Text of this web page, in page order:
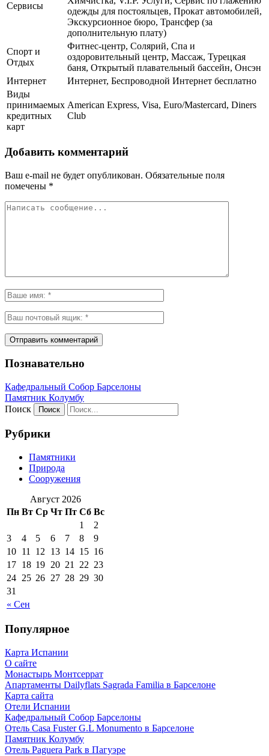
Сервисы
одежды для постояльцев, Прокат автомобилей,
Экскурсионное бюро, Трансфер (за
дополнительную плату)
Спорт и
Отдых
Фитнес-центр, Солярий, Спа и
оздоровительный центр, Массаж, Турецкая
баня, Открытый плавательный бассейн, Онсэн
Интернет
Интернет, Беспроводной Интернет бесплатно
Виды
принимаемых
кредитных
карт
American Express, Visa, Euro/Mastercard, Diners
Club
Добавить комментарий
Ваш e-mail не будет опубликован. Обязательные поля
помечены *
Познавательно
Кафeдрaльный Собор Барселоны
Пaмятник Колумбу
Поиск
Рубрики
Памятники
Природа
Сооружения
Август 2026
Пн Вт Ср Чт Пт Сб Вс
« Сен
1
2
3
4 5 6 7 8
9
10 11 12 13 14 15 16
17 18 19 20 21 22 23
24 25 26 27 28 29 30
31
Популярное
Карта Испании
О сайте
Монастырь Монтсеррат
Апартаменты Dailyflats Sagrada Familia в Барселоне
Карта сайта
Отели Испании
Кафeдрaльный Собор Барселоны
Отель Casa Fuster G.L Monumento в Барселоне
Пaмятник Колумбу
Отель Paguera Park в Пагуэре